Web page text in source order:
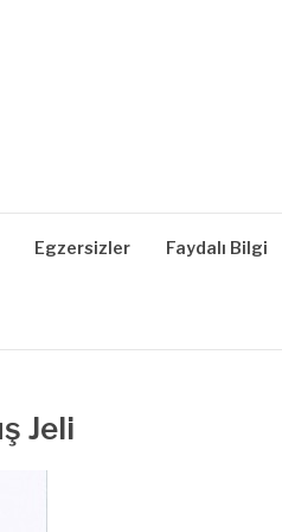
Egzersizler Faydalı Bilgi
Jeli